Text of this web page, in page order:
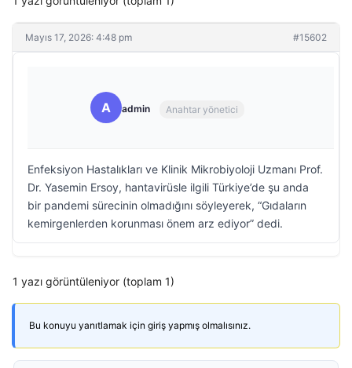
Mayıs 17, 2026: 4:48 pm #15602
A admin Anahtar yönetici
Enfeksiyon Hastalıkları ve Klinik Mikrobiyoloji Uzmanı Prof.
Dr. Yasemin Ersoy, hantavirüsle ilgili Türkiye’de şu anda
bir pandemi sürecinin olmadığını söyleyerek, “Gıdaların
kemirgenlerden korunması önem arz ediyor” dedi.
1 yazı görüntüleniyor (toplam 1)
Bu konuyu yanıtlamak için giriş yapmış olmalısınız.